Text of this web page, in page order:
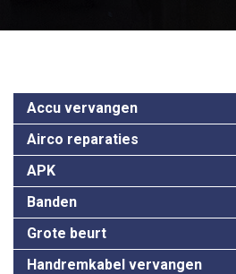
Accu vervangen
Airco reparaties
APK
Banden
Grote beurt
Handremkabel vervangen